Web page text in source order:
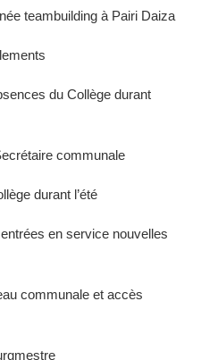
teambuilding à Pairi Daiza
du Collège durant
communale
durant l’été
en service nouvelles
communale et accès